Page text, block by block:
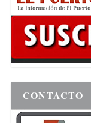
CONTACTO